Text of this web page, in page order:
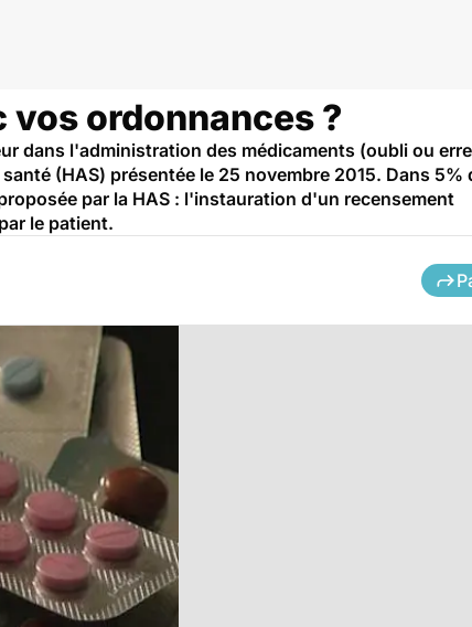
ordonnances ?
dans l'administration des médicaments (oubli ou
(HAS) présentée le 25 novembre 2015. Dans 5%
par la HAS : l'instauration d'un recensement
le patient.